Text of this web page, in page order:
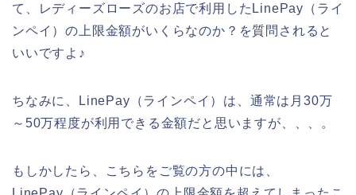
て、レディーズローズのお店で利用したLinePay（ライ
ンペイ）の上限金額がいくらなのか？を質問されると
いいですよ♪
ちなみに、LinePay（ラインペイ）は、通常は月30万
～50万程度が利用できる金額だと思いますが、、、。
もしかしたら、こちらをご覧の方の中には、